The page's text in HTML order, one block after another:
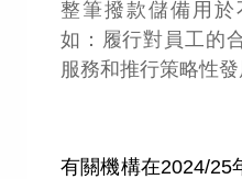
整筆撥款儲備用於
如：履行對員工的
服務和推行策略性發
有關機構在2024/25